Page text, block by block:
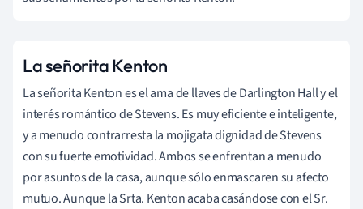
La señorita Kenton
La señorita Kenton es el ama de llaves de Darlington Hall y el
interés romántico de Stevens. Es muy eficiente e inteligente,
y a menudo contrarresta la mojigata dignidad de Stevens
con su fuerte emotividad. Ambos se enfrentan a menudo
por asuntos de la casa, aunque sólo enmascaren su afecto
mutuo. Aunque la Srta. Kenton acaba casándose con el Sr.